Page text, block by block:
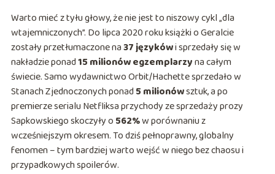
Warto mieć z tyłu głowy, że nie jest to niszowy cykl „dla
wtajemniczonych”. Do lipca 2020 roku książki o Geralcie
zostały przetłumaczone na37 językówi sprzedały się w
nakładzie ponad15 milionów egzemplarzyna całym
świecie. Samo wydawnictwo Orbit/Hachette sprzedało w
Stanach Zjednoczonych ponad 5 milionówsztuk, a po
premierze serialu Netfliksa przychody ze sprzedaży prozy
Sapkowskiego skoczyły o 562%w porównaniu z
wcześniejszym okresem. To dziś pełnoprawny, globalny
fenomen – tym bardziej warto wejść w niego bez chaosu i
przypadkowych spoilerów.